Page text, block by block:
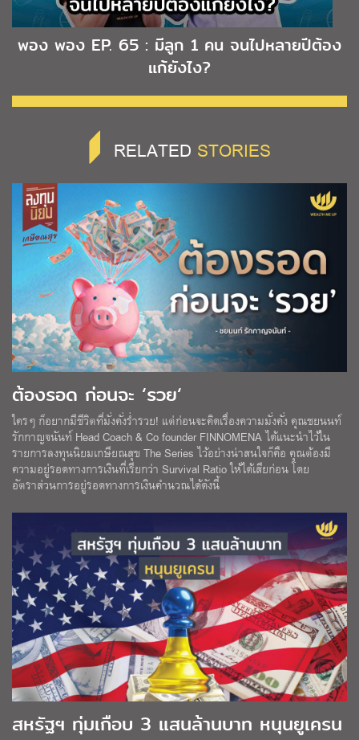
พอง พอง EP. 65 : มีลูก 1 คน จนไปหลายปีต้อง
แก้ยังไง?
RELATED STORIES
ต้องรอด ก่อนจะ ‘รวย‘
ใครๆ ก็อยากมีชีวิตที่มั่งคั่งร่ำรวย! แต่ก่อนจะคิดเรื่องความมั่งคั่ง คุณชยนนท์
รักกาญจนันท์ Head Coach & Co founder FINNOMENA ได้แนะนำไว้ใน
รายการลงทุนนิยมเกษียณสุข The Series ไว้อย่างน่าสนใจก็คือ คุณต้องมี
ความอยู่รอดทางการเงินที่เรียกว่า Survival Ratio ให้ได้เสียก่อน โดย
อัตราส่วนการอยู่รอดทางการเงินคำนวณได้ดังนี้
สหรัฐฯ ทุ่มเกือบ 3 แสนล้านบาท หนุนยูเครน